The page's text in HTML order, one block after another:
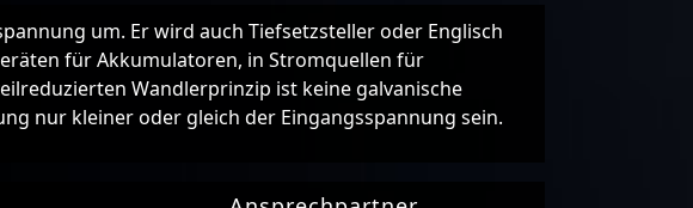
um. Er wird auch Tiefsetzsteller oder Englisch
für Akkumulatoren, in Stromquellen für
Wandlerprinzip ist keine galvanische
nur kleiner oder gleich der Eingangsspannung sein.